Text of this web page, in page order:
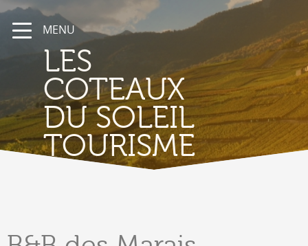
MENU
LES
COTEAUX
DU SOLEIL
TOURISME